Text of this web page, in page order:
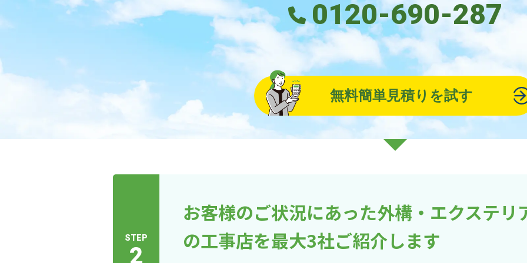
0120-690-287
無料簡単見積りを試す
STEP
2
お客様のご状況にあった外構・エクステリ
の工事店を最大3社ご紹介します